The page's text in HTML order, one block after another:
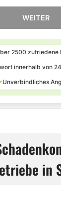
WEITER
2500 zufriedene
innerhalb von
Unverbindliches
in